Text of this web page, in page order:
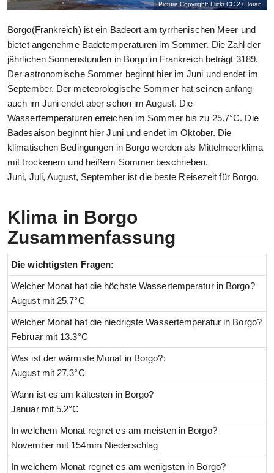
Picture Copyright: Flickr CC 2.0 loran
Borgo(Frankreich) ist ein Badeort am tyrrhenischen Meer und
bietet angenehme Badetemperaturen im Sommer. Die Zahl der
jährlichen Sonnenstunden in Borgo in Frankreich beträgt 3189.
Der astronomische Sommer beginnt hier im Juni und endet im
September. Der meteorologische Sommer hat seinen anfang
auch im Juni endet aber schon im August. Die
Wassertemperaturen erreichen im Sommer bis zu 25.7°C. Die
Badesaison beginnt hier Juni und endet im Oktober. Die
klimatischen Bedingungen in Borgo werden als Mittelmeerklima
mit trockenem und heißem Sommer beschrieben.
Juni, Juli, August, September ist die beste Reisezeit für Borgo.
Klima in Borgo
Zusammenfassung
Die wichtigsten Fragen:
Welcher Monat hat die höchste Wassertemperatur in Borgo?
August mit 25.7°C
Welcher Monat hat die niedrigste Wassertemperatur in Borgo?
Februar mit 13.3°C
Was ist der wärmste Monat in Borgo?:
August mit 27.3°C
Wann ist es am kältesten in Borgo?
Januar mit 5.2°C
In welchem Monat regnet es am meisten in Borgo?
November mit 154mm Niederschlag
In welchem Monat regnet es am wenigsten in Borgo?